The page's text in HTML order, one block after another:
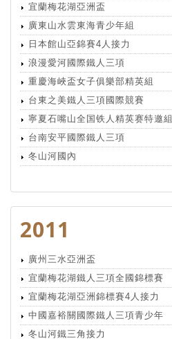
宜蘭梅花湖亞洲盃
廣東山水雲東海青少年組
日本館山亞錦賽4人接力
浪漫愛河國際鐵人三項
重慶海峽盃女子俱樂部精英組
台東之美鐵人三項國際競賽
寧夏石嘴山全国铁人精英赛特邀組
台南安平國際鐵人三項
冬山河國內
2011
廣州三水亞洲盃
宜蘭梅花湖鐵人三項全國錦標賽
宜蘭梅花湖亞洲錦標賽4人接力
中國嘉裕關國際鐵人三項青少年
冬山河鐵三角接力